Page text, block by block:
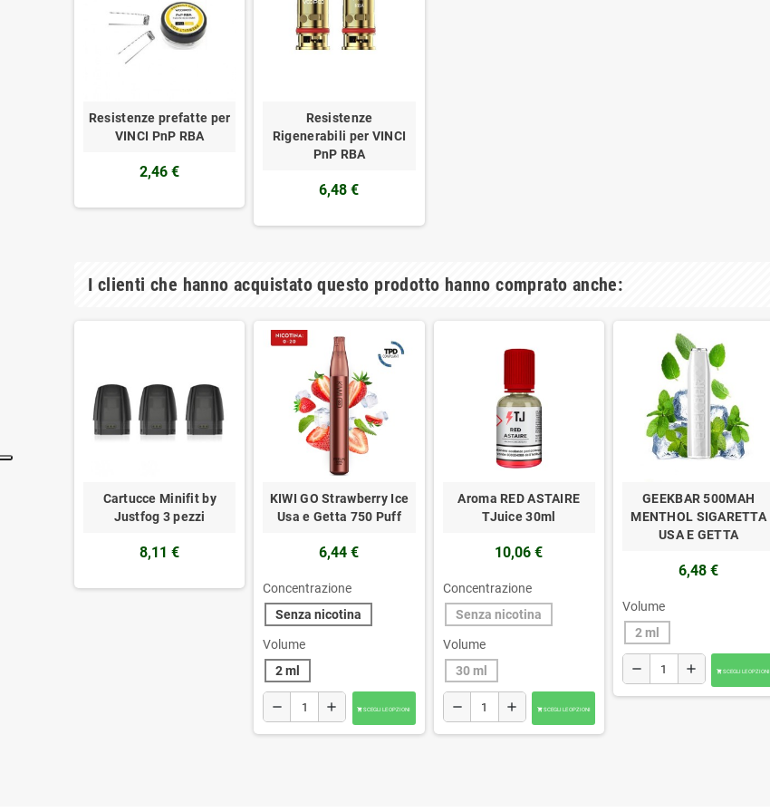
Resistenze prefatte per
VINCI PnP RBA
2,46 €
Resistenze
Rigenerabili per VINCI
PnP RBA
6,48 €
I clienti che hanno acquistato questo prodotto hanno comprato anche:
Cartucce Minifit by
Justfog 3 pezzi
8,11 €
KIWI GO Strawberry Ice
Usa e Getta 750 Puff
6,44 €
Concentrazione
Senza nicotina
Volume
2 ml
remove add SCEGLI LE OPZIONI
Aroma RED ASTAIRE
TJuice 30ml
10,06 €
Concentrazione
Senza nicotina
Volume
30 ml
remove add  SCEGLI LE OPZIONI
GEEKBAR 500MAH
MENTHOL SIGARETTA
USA E GETTA
6,48 €
Volume
2 ml
remove add SCEGLI LE OPZIONI